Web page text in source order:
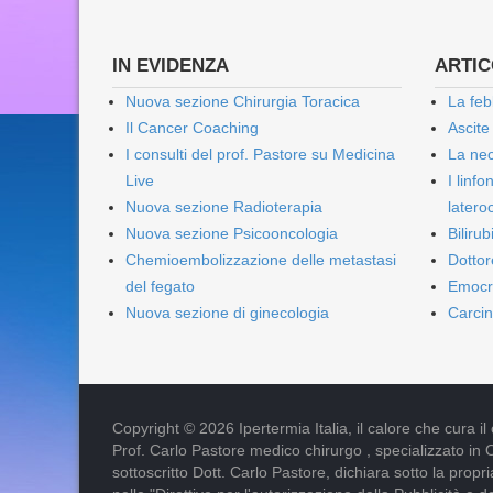
IN EVIDENZA
Nuova sezione Chirurgia Toracica
Il Cancer Coaching
I consulti del prof. Pastore su Medicina
Live
Nuova sezione Radioterapia
Nuova sezione Psicooncologia
Chemioembolizzazione delle metastasi
del fegato
Nuova sezione di ginecologia
La
La
I
Copyright © 2026 Ipertermia Italia, il calore che cura il
Prof. Carlo Pastore medico chirurgo , specializzato
sottoscritto Dott. Carlo Pastore, dichiara sotto la